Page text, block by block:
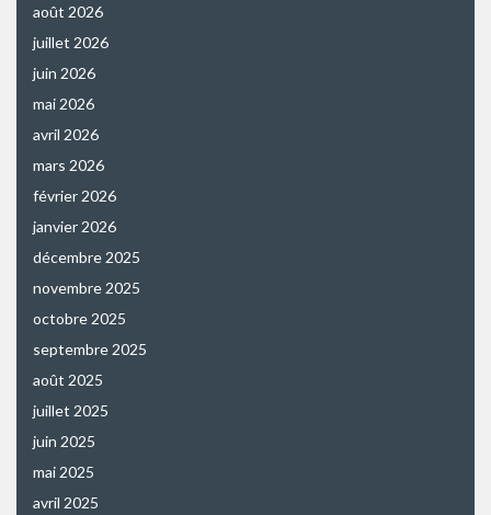
août 2026
juillet 2026
juin 2026
mai 2026
avril 2026
mars 2026
février 2026
janvier 2026
décembre 2025
novembre 2025
octobre 2025
septembre 2025
août 2025
juillet 2025
juin 2025
mai 2025
avril 2025